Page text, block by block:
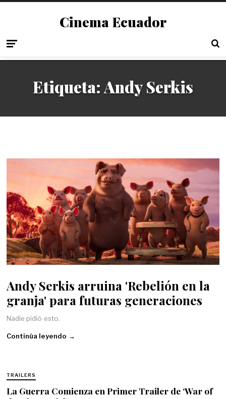
Cinema Ecuador
Etiqueta:Andy Serkis
Andy Serkis arruina 'Rebelión en la
granja' para futuras generaciones
Nadie pidió esto.
Continúa leyendo →
TRAILERS
La Guerra Comienza en Primer Trailer de ‘War of